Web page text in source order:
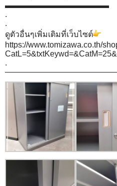
▬▬▬▬▬▬▬▬▬▬▬▬▬
.
.
ดูตัวอื่นๆเพิ่มเติมที่เว็บไซต์
https://www.tomizawa.co.th/
.